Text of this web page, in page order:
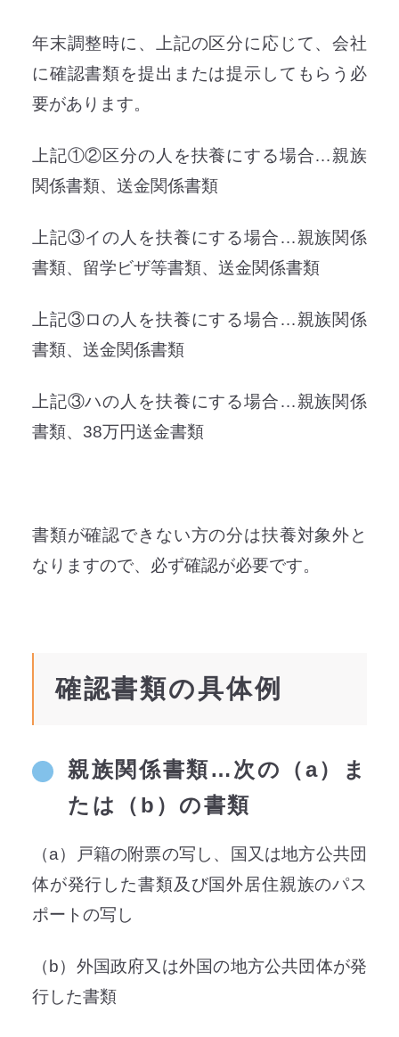
年末調整時に、上記の区分に応じて、会社
に確認書類を提出または提示してもらう必
要があります。
上記①②区分の人を扶養にする場合…親族
関係書類、送金関係書類
上記③イの人を扶養にする場合…親族関係
書類、留学ビザ等書類、送金関係書類
上記③ロの人を扶養にする場合…親族関係
書類、送金関係書類
上記③ハの人を扶養にする場合…親族関係
書類、38万円送金書類
書類が確認できない方の分は扶養対象外と
なりますので、必ず確認が必要です。
確認書類の具体例
親族関係書類…次の（a）ま
たは（b）の書類
（a）戸籍の附票の写し、国又は地方公共団
体が発行した書類及び国外居住親族のパス
ポートの写し
（b）外国政府又は外国の地方公共団体が発
行した書類